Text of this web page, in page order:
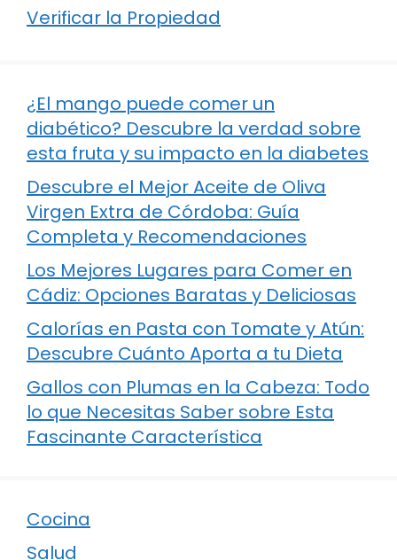
Verificar la Propiedad
¿El mango puede comer un
diabético? Descubre la verdad sobre
esta fruta y su impacto en la diabetes
Descubre el Mejor Aceite de Oliva
Virgen Extra de Córdoba: Guía
Completa y Recomendaciones
Los Mejores Lugares para Comer en
Cádiz: Opciones Baratas y Deliciosas
Calorías en Pasta con Tomate y Atún:
Descubre Cuánto Aporta a tu Dieta
Gallos con Plumas en la Cabeza: Todo
lo que Necesitas Saber sobre Esta
Fascinante Característica
Cocina
Salud